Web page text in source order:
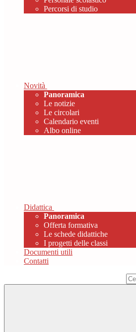
Percorsi di studio
Novità
Panoramica
Le notizie
Le circolari
Calendario eventi
Albo online
Didattica
Panoramica
Offerta formativa
Le schede didattiche
I progetti delle classi
Documenti utili
Contatti